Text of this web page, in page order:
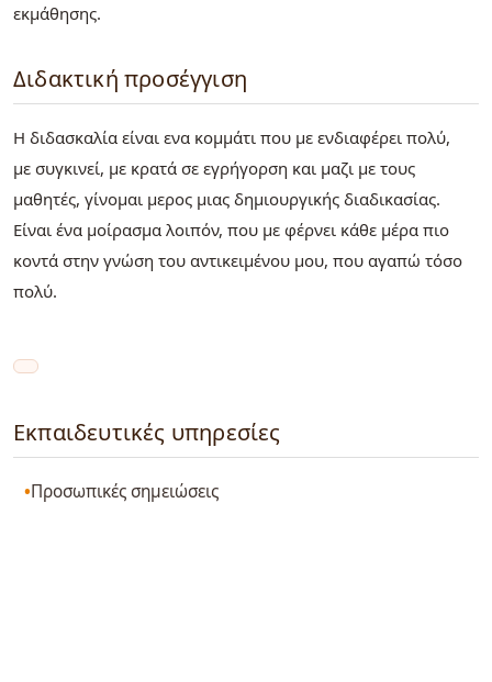
εκμάθησης.
Διδακτική προσέγγιση
Η διδασκαλία είναι ενα κομμάτι που με ενδιαφέρει πολύ,
με συγκινεί, με κρατά σε εγρήγορση και μαζι με τους
μαθητές, γίνομαι μερος μιας δημιουργικής διαδικασίας.
Είναι ένα μοίρασμα λοιπόν, που με φέρνει κάθε μέρα πιο
κοντά στην γνώση του αντικειμένου μου, που αγαπώ τόσο
πολύ.
Εκπαιδευτικές υπηρεσίες
Προσωπικές σημειώσεις